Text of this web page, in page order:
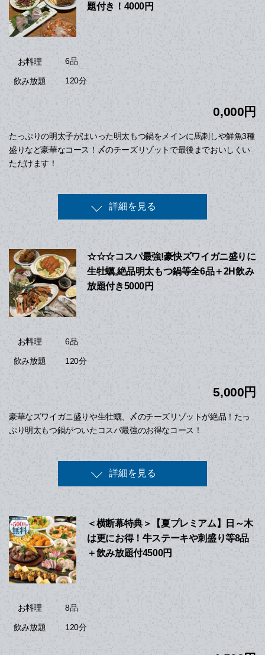
題付き！4000円
お料理 6品
飲み放題 120分
0,000円
たっぷりの明太子がはいった明太もつ鍋をメインに馬刺しや鮮魚3種
盛りなど豪華なコース！〆のチーズリゾットで最後までおいしくい
ただけます！
詳細を見る
☆☆☆コスパ最強!豪快ズワイガニ盛りに
生牡蠣,絶品明太もつ鍋等全6品＋2H飲み
放題付き5000円
お料理 6品
飲み放題 120分
5,000円
豪華なズワイガニ盛りや生牡蠣、〆のチーズリゾットが絶品！たっ
ぷり明太もつ鍋がついたコスパ最強のお得なコース！
詳細を見る
＜横断幕特典＞【夏プレミアム】日～木
は更にお得！牛ステーキや刺盛り等8品
＋飲み放題付4500円
お料理 8品
飲み放題 120分